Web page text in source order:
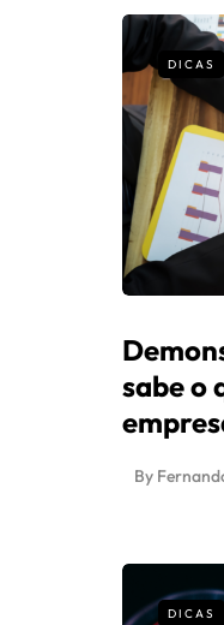
DICAS
sabe o
By
DICAS